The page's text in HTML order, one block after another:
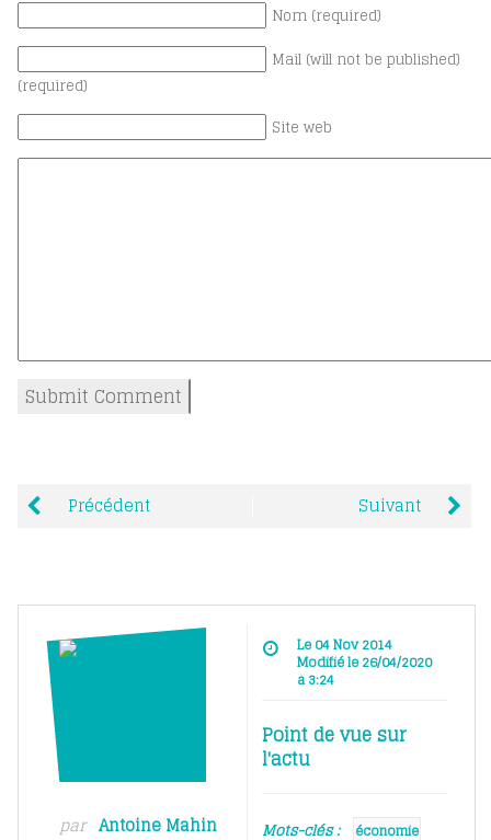
Nom (required)
Mail (will not be published)
(required)
Site web
Précédent Suivant
par Antoine Mahin
Le 04 Nov 2014
Modifié le 26/04/2020
à 3:24
Point de vue sur
l'actu
Mots-clés :
économie